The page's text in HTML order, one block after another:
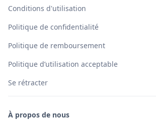
Conditions d'utilisation
Politique de confidentialité
Politique de remboursement
Politique d’utilisation acceptable
Se rétracter
À propos de nous